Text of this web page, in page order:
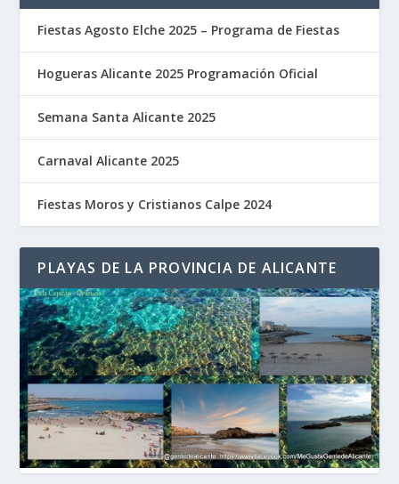
Fiestas Agosto Elche 2025 – Programa de Fiestas
Hogueras Alicante 2025 Programación Oficial
Semana Santa Alicante 2025
Carnaval Alicante 2025
Fiestas Moros y Cristianos Calpe 2024
PLAYAS DE LA PROVINCIA DE ALICANTE